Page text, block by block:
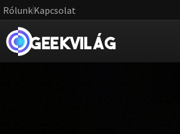
RólunkKapcsolat